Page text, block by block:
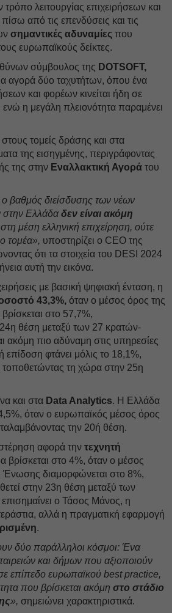
λειτουργίας επιχειρήσεων και
από τις επενδύσεις και τις
σημαντικές αδυναμίες που
ευρωπαϊκούς δείκτες.
σύμβουλος της DOTSOFT,
αγορά δύο ταχυτήτων, όπου ένα
και φορέων κινείται ήδη σε
η μεγάλη πλειονότητα παραμένει
τομείς δράσης και στα
της εισηγμένης, περιγράφοντας
της στην Εναλλακτική Αγορά του
βαθμός διείσδυσης των νέων
Ελλάδα δεν είναι ακόμη
μέση ελληνική επιχείρηση, ούτε
τομέα», υποστηρίζει o CEO της
ότι τα στοιχεία του DESI 2024
αυτή την εικόνα.
με βασική ψηφιακή ένταση, η
43,3%, όταν ο μέσος όρος της
στο 57,7%,
θέση μεταξύ των 27 κρατών-
ακόμη πιο αδύναμη στις υπηρεσίες
φτάνει μόλις το 18,1%,
τοποθετώντας τη χώρα στην 25η
και στα Data Analytics. Η Ελλάδα
όταν ο ευρωπαϊκός μέσος όρος
την 20ή θέση.
αφορά την τεχνητή
βρίσκεται στο 4%, όταν ο μέσος
διαμορφώνεται στο 8%,
στην 23η θέση μεταξύ των
ο Τάσος Μάνος, η
αλλά η πραγματική εφαρμογή
.
δύο παράλληλοι κόσμοι: Ένα
και δήμων που αξιοποιούν
σε επίπεδο ευρωπαϊκού best practice,
που βρίσκεται ακόμη στο στάδιο
», σημειώνει χαρακτηριστικά.